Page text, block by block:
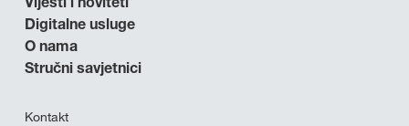
Digitalne usluge
O nama
Stručni savjetnici
Kontakt